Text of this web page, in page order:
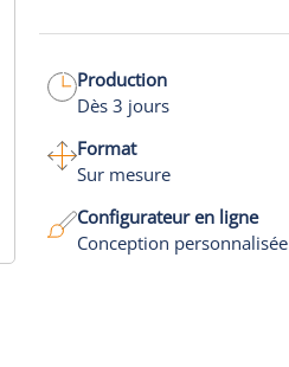
Production
Dès 3 jours
Format
Sur mesure
Configurateur en ligne
Conception personnalisée